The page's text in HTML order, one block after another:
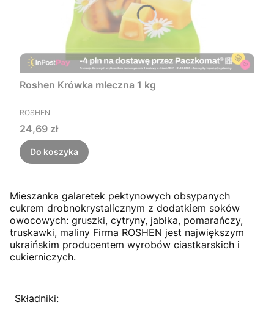
Roshen Krówka mleczna 1 kg
PRODUCENT
ROSHEN
Cena
24,69 zł
Do koszyka
Mieszanka galaretek pektynowych obsypanych
cukrem drobnokrystalicznym z dodatkiem soków
owocowych: gruszki, cytryny, jabłka, pomarańczy,
truskawki, maliny Firma ROSHEN jest największym
ukraińskim producentem wyrobów ciastkarskich i
cukierniczych.
Składniki: